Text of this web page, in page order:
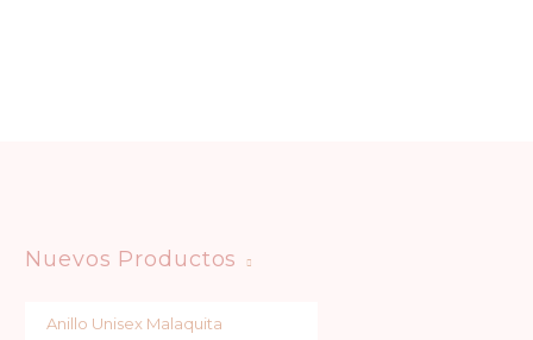
Nuevos Productos
Anillo Unisex Malaquita